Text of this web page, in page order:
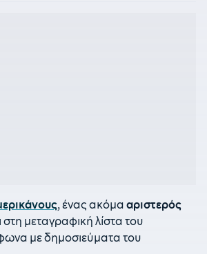
, ένας ακόμα αριστερός
στη μεταγραφική λίστα του
με δημοσιεύματα του